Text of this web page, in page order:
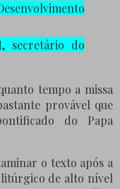
secretário do
tempo a missa
provável que
do Papa
o texto após a
litúrgico de alto nível